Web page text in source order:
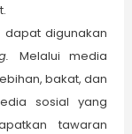
digunakan
Melalui media
bakat, dan
sosial yang
tawaran